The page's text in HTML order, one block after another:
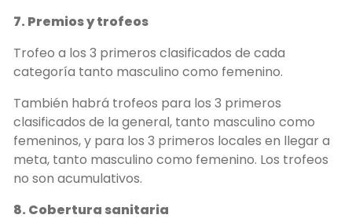
7. Premios y trofeos
Trofeo a los 3 primeros clasificados de cada
categoría tanto masculino como femenino.
También habrá trofeos para los 3 primeros
clasificados de la general, tanto masculino como
femeninos, y para los 3 primeros locales en llegar a
meta, tanto masculino como femenino. Los trofeos
no son acumulativos.
8. Cobertura sanitaria